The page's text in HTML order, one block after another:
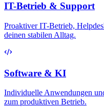
IT-Betrieb & Support
Proaktiver IT-Betrieb,
deinen stabilen Alltag.
Software & KI
Individuelle Anwendungen
zum produktiven Betrieb.